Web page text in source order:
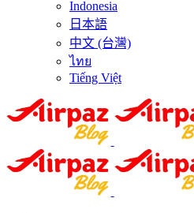
Indonesia
日本語
中文 (台灣)
ไทย
Tiếng Việt